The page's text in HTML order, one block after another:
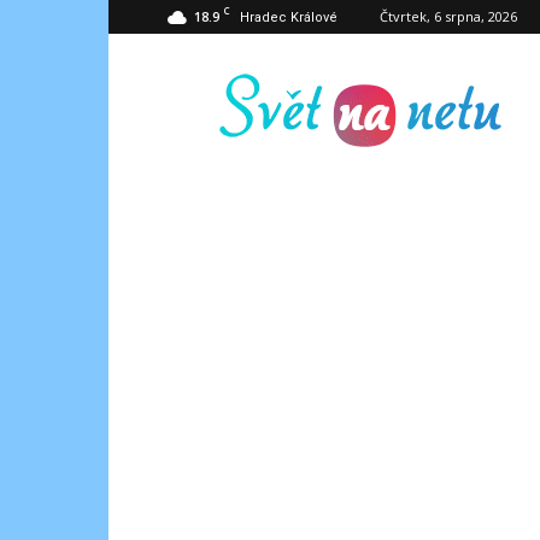
18.9 C Hradec Králové Čtvrtek, 6 srpna, 2026
Svět
na
netu